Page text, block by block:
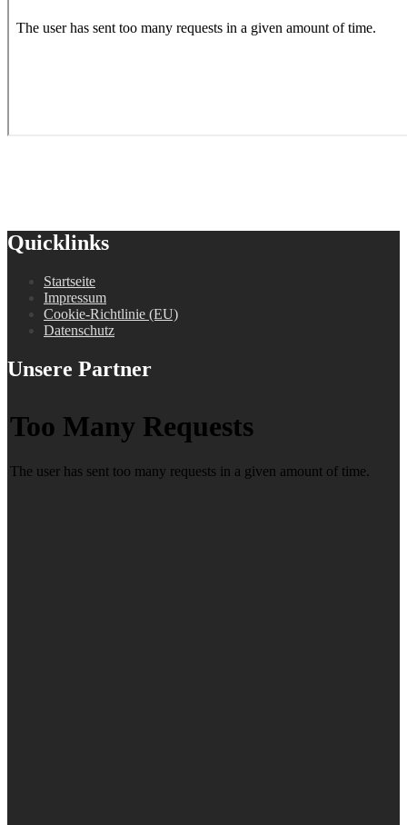
Quicklinks
Startseite
Impressum
Cookie-Richtlinie (EU)
Datenschutz
Unsere Partner